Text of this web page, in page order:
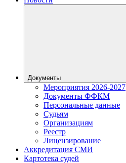
Документы
Мероприятия 2026-2027
Документы ФФКМ
Персональные данные
Судьям
Организациям
Реестр
Лицензирование
Аккредитация СМИ
Картотека судей